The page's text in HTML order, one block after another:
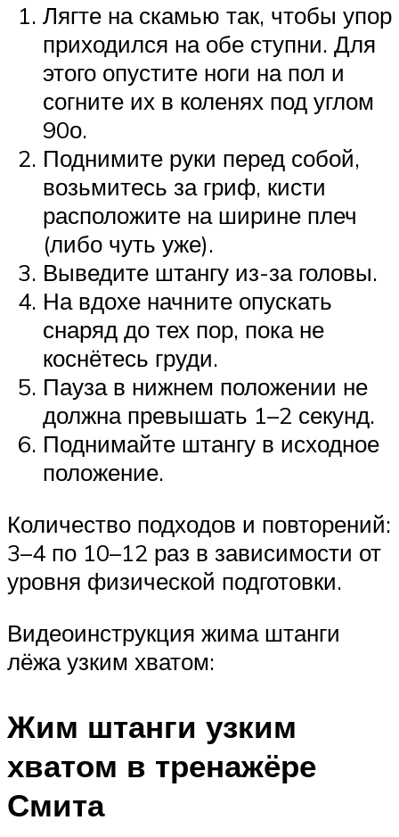
Лягте на скамью так, чтобы упор
приходился на обе ступни. Для
этого опустите ноги на пол и
согните их в коленях под углом
90о.
Поднимите руки перед собой,
возьмитесь за гриф, кисти
расположите на ширине плеч
(либо чуть уже).
Выведите штангу из-за головы.
На вдохе начните опускать
снаряд до тех пор, пока не
коснётесь груди.
Пауза в нижнем положении не
должна превышать 1–2 секунд.
Поднимайте штангу в исходное
положение.
Количество подходов и повторений:
3–4 по 10–12 раз в зависимости от
уровня физической подготовки.
Видеоинструкция жима штанги
лёжа узким хватом:
Жим штанги узким
хватом в тренажёре
Смита